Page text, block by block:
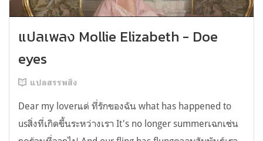
แปลเพลง Mollie Elizabeth - Doe
eyes
แปลสรรพสิ่ง
Dear my loverแด่ ที่รักของฉัน what has happened to
usสิ่งที่เกิดขึ้นระหว่างเรา It's no longer summerเฉกเช่น